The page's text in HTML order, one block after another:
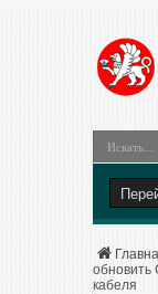
обновить
кабеля